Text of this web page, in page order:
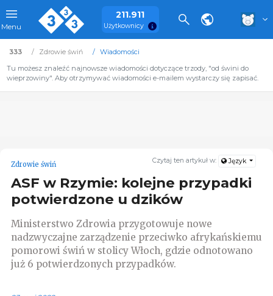
Menu
211.911
Użytkownicy
333 Zdrowie świń
Wiadomości
Tu możesz znaleźć najnowsze wiadomości dotyczące trzody, "od świni do
wieprzowiny". Aby otrzymywać wiadomości e-mailem wystarczy się zapisać.
Czytaj ten artykuł w: Język
Zdrowie świń
ASF w Rzymie: kolejne przypadki
potwierdzone u dzików
Ministerstwo Zdrowia przygotowuje nowe
nadzwyczajne zarządzenie przeciwko afrykańskiemu
pomorowi świń w stolicy Włoch, gdzie odnotowano
już 6 potwierdzonych przypadków.